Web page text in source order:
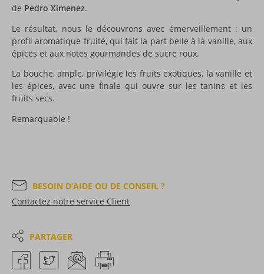
de Pedro Ximenez.
Le résultat, nous le découvrons avec émerveillement : un
profil aromatique fruité, qui fait la part belle à la vanille, aux
épices et aux notes gourmandes de sucre roux.
La bouche, ample, privilégie les fruits exotiques, la vanille et
les épices, avec une finale qui ouvre sur les tanins et les
fruits secs.
Remarquable !
BESOIN D’AIDE OU DE CONSEIL ?
Contactez notre service Client
PARTAGER